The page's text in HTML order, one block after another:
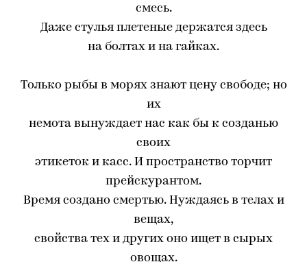
смесь.
Даже стулья плетеные держатся здесь
на болтах и на гайках.
Только рыбы в морях знают цену свободе; но
их
немота вынуждает нас как бы к созданью
своих
этикеток и касс. И пространство торчит
прейскурантом.
Время создано смертью. Нуждаясь в телах и
вещах,
свойства тех и других оно ищет в сырых
овощах.